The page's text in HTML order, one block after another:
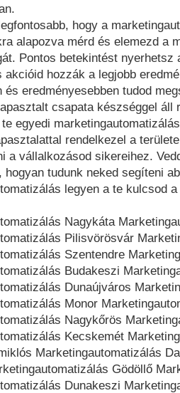
hogy a
alapozva mérd és elemezd a
Pontos betekintést nyerhetsz
akcióid hozzák a legjobb
és eredményesebben tudod
csapata készséggel áll
egyedi
rendelkezel a
a vállalkozásod sikereihez.
hogyan tudunk neked segíteni
legyen a te kulcsod
Nagykáta
Pilisvörösvár
Szentendre
Budakeszi
Dunaújváros
Monor
Nagykőrös
Kecskemét
Marketingautomatizálás
Gödöllő
Dunakeszi